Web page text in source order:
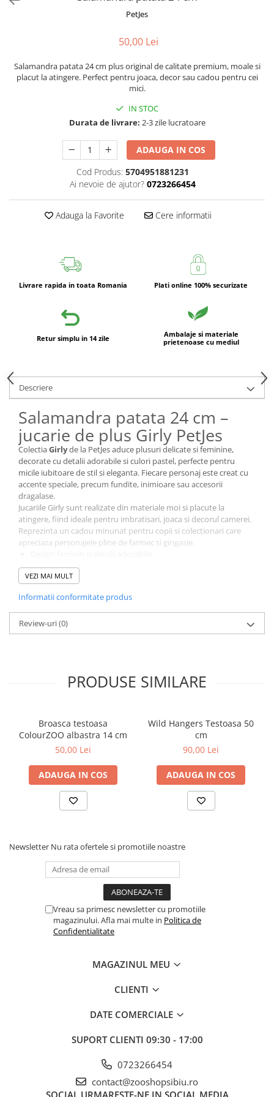
Brelocuri 3D
Glitter Eyes
Teasing Monkey
ColourZoo
Lovely Hearts
3d Puzzles
Animals in Tubes
PetJes
50,00 Lei
Salamandra patata 24 cm plus original de calitate premium, moale si
placut la atingere. Perfect pentru joaca, decor sau cadou pentru cei
mici.
IN STOC
Durata de livrare: 2-3 zile lucratoare
ADAUGA IN COS
Cod Produs: 5704951881231
Ai nevoie de ajutor? 0723266454
Adauga la Favorite Cere informatii
Livrare rapida in toata Romania Plati online 100% securizate
Retur simplu in 14 zile
Ambalaje si materiale
prietenoase cu mediul
Descriere
Salamandra patata 24 cm –
jucarie de plus Girly PetJes
ColectiaGirlyde la PetJes aduce plusuri delicate si feminine,
decorate cu detalii adorabile si culori pastel, perfecte pentru
micile iubitoare de stil si eleganta. Fiecare personaj este creat cu
accente speciale, precum fundite, inimioare sau accesorii
dragalase.
Jucariile Girly sunt realizate din materiale moi si placute la
atingere, fiind ideale pentru imbratisari, joaca si decorul camerei.
Reprezinta un cadou minunat pentru copii si colectionari care
apreciaza personajele pline de farmec si gingasie.
Material moale si sigur pentru copii
Culori pastel si accente decorative
Colectia Girly PetJes combina delicatetea cu joaca, oferind
personaje atragatoare, pline de personalitate si stil.
Jucarie de plus Girly PetJes – gingasie, stil si imbratisari la
fiecare joaca.
VEZI MAI MULT
Informatii conformitate produs
Review-uri(0)
PRODUSE SIMILARE
Broasca testoasa
ColourZOO albastra 14 cm
50,00 Lei
ADAUGA IN COS
Wild Hangers Testoasa 50
cm
90,00 Lei
ADAUGA IN COS
Newsletter Nu rata ofertele si promotiile noastre
Vreau sa primesc newsletter cu promotiile
magazinului. Afla mai multe in Politica de
Confidentialitate
MAGAZINUL MEU
CLIENTI
DATE COMERCIALE
SUPORT CLIENTI 09:30 - 17:00
0723266454
contact@zooshopsibiu.ro